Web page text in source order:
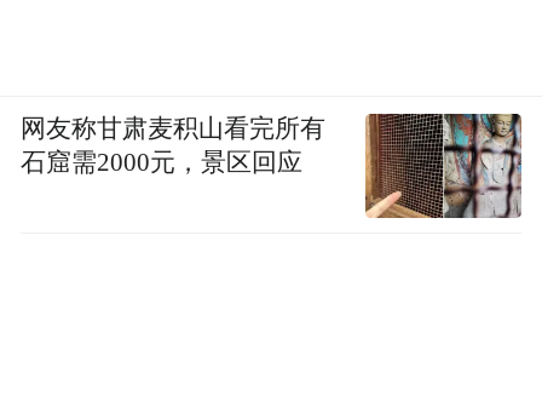
网友称甘肃麦积山看完所有
石窟需2000元，景区回应